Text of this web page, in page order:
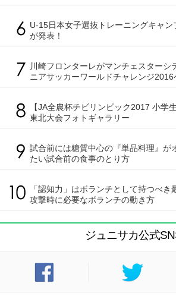
U-15日本女子選抜トレーニングキャ
が発表！
川崎フロンターレがマンチェスターシ
ニアサッカーワールドチャレンジ2016
【JA全農杯チビリンピック2017 小学
東北大会フォトギャラリー
試合前には糖質中心の『単品料理』が
たい試合前の食事のとり方
「認知力」はボランチとして持つべき
攻撃時に必要なボランチの動き方
ジュニサカ公式